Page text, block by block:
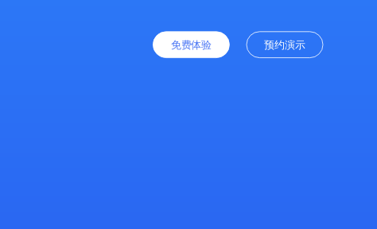
免费体验 预约演示